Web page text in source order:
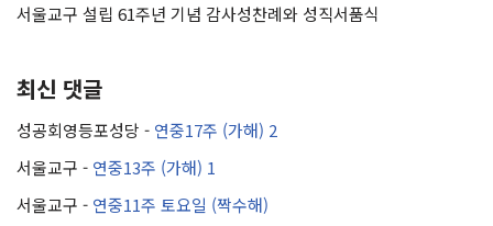
서울교구 설립 61주년 기념 감사성찬례와 성직서품식
최신 댓글
성공회영등포성당 - 연중17주 (가해) 2
서울교구 - 연중13주 (가해) 1
서울교구 - 연중11주 토요일 (짝수해)